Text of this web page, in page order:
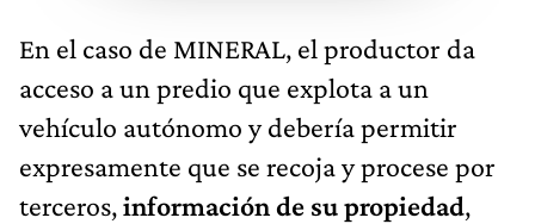
En el caso de MINERAL, el productor da
acceso a un predio que explota a un
vehículo autónomo y debería permitir
expresamente que se recoja y procese por
terceros,información de su propiedad,